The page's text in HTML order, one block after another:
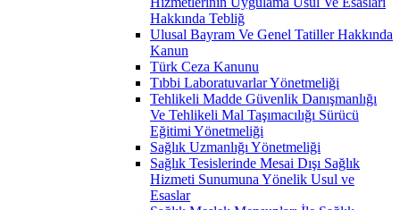
Hakkında Tebliğ
Ulusal Bayram Ve Genel Tatiller Hakkında
Kanun
Türk Ceza Kanunu
Tıbbi Laboratuvarlar Yönetmeliği
Tehlikeli Madde Güvenlik Danışmanlığı
Ve Tehlikeli Mal Taşımacılığı Sürücü
Eğitimi Yönetmeliği
Sağlık Uzmanlığı Yönetmeliği
Sağlık Tesislerinde Mesai Dışı Sağlık
Hizmeti Sunumuna Yönelik Usul ve
Esaslar